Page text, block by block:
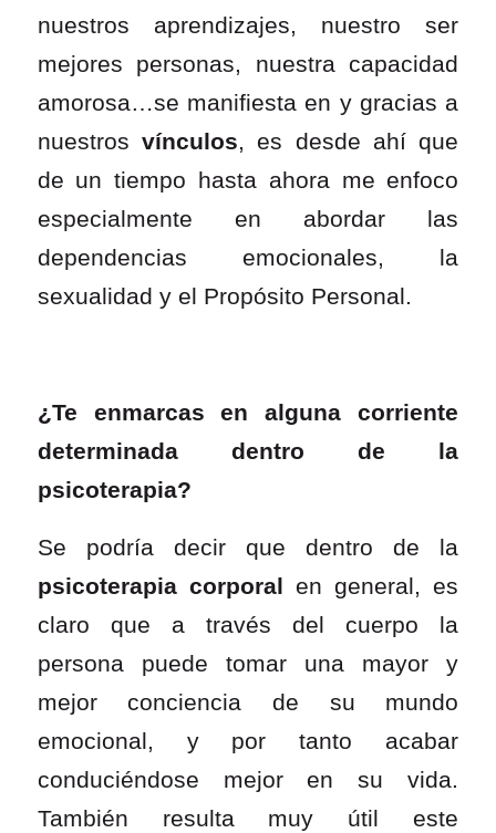
nuestros aprendizajes, nuestro ser
mejores personas, nuestra capacidad
amorosa…se manifiesta en y gracias a
nuestros vínculos, es desde ahí que
de un tiempo hasta ahora me enfoco
especialmente en abordar las
dependencias emocionales, la
sexualidad y el Propósito Personal.
¿Te enmarcas en alguna corriente
determinada dentro de la
psicoterapia?
Se podría decir que dentro de la
psicoterapia corporal en general, es
claro que a través del cuerpo la
persona puede tomar una mayor y
mejor conciencia de su mundo
emocional, y por tanto acabar
conduciéndose mejor en su vida.
También resulta muy útil este